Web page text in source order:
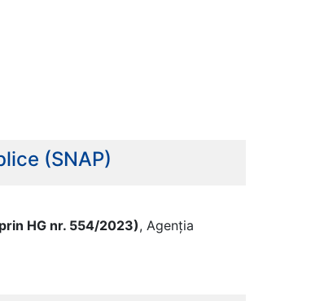
(SNAP)
HG nr. 554/2023), Agenția